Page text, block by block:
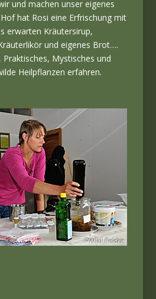
und machen unser eigenes
hat Rosi eine Erfrischung mit
erwarten Kräutersirup,
und eigenes Brot….
Mystisches und
Heilpflanzen erfahren.